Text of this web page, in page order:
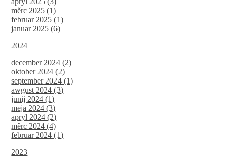
měrc 2025 (1)
februar 2025 (1)
januar 2025 (6)
2024
december 2024 (2)
oktober 2024 (2)
september 2024 (1)
awgust 2024 (3)
junij 2024 (1)
meja 2024 (3)
apryl 2024 (2)
měrc 2024 (4)
februar 2024 (1)
2023